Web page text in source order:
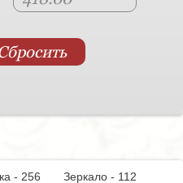
- 256
Зеркало - 112